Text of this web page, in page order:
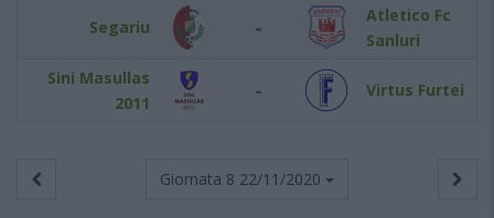
Segariu -
Atletico Fc
Sanluri
Sini Masullas
2011
- Virtus Furtei
Giornata 8 22/11/2020